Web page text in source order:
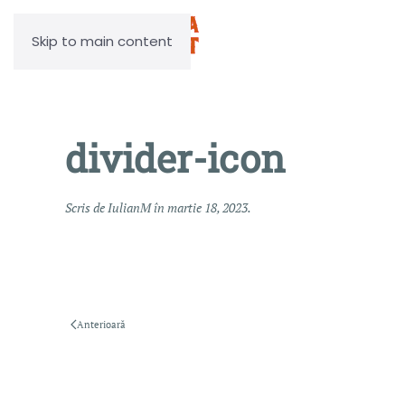
Skip to main content
divider-icon
Scris deIulianMîn martie 18, 2023.
Anterioară